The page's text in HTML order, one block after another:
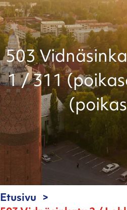
503
1 / 311
Etusivu